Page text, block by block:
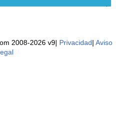
2008-2026 v9| Privacidad| Aviso